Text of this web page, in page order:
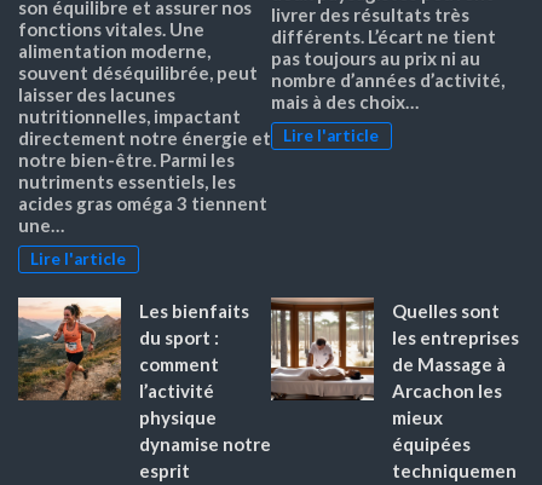
son équilibre et assurer nos
fonctions vitales. Une
alimentation moderne,
souvent déséquilibrée, peut
laisser des lacunes
nutritionnelles, impactant
directement notre énergie et
notre bien-être. Parmi les
nutriments essentiels, les
acides gras oméga 3 tiennent
une…
Lire l'article
livrer des résultats très
différents. L’écart ne tient
pas toujours au prix ni au
nombre d’années d’activité,
mais à des choix…
Lire l'article
Les bienfaits
du sport :
comment
l’activité
physique
dynamise notre
esprit
Quelles sont
les entreprises
de Massage à
Arcachon les
mieux
équipées
techniquemen